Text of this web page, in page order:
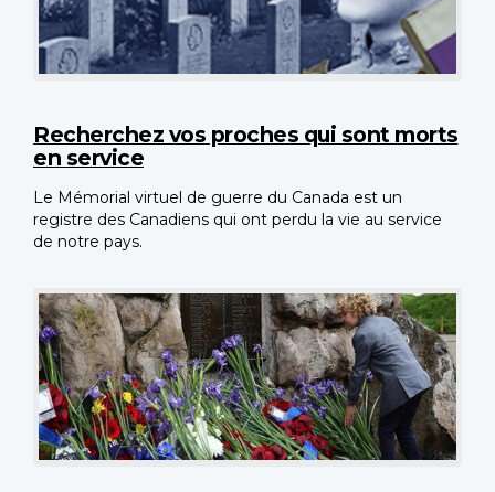
Recherchez vos proches qui sont morts
en service
Le Mémorial virtuel de guerre du Canada est un
registre des Canadiens qui ont perdu la vie au service
de notre pays.